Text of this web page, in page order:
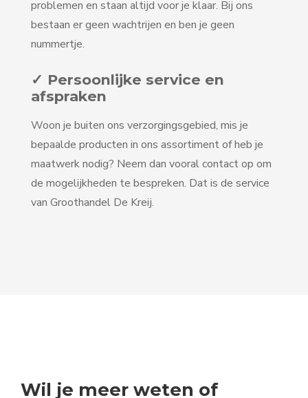
problemen en staan altijd voor je klaar. Bij ons
bestaan er geen wachtrijen en ben je geen
nummertje.
✓ Persoonlijke service en
afspraken
Woon je buiten ons verzorgingsgebied, mis je
bepaalde producten in ons assortiment of heb je
maatwerk nodig? Neem dan vooral contact op om
de mogelijkheden te bespreken. Dat is de service
van Groothandel De Kreij.
Wil je meer weten of